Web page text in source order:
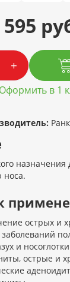
595
+
Оформить в 1
назначения
носа.
острых и
и
острые и